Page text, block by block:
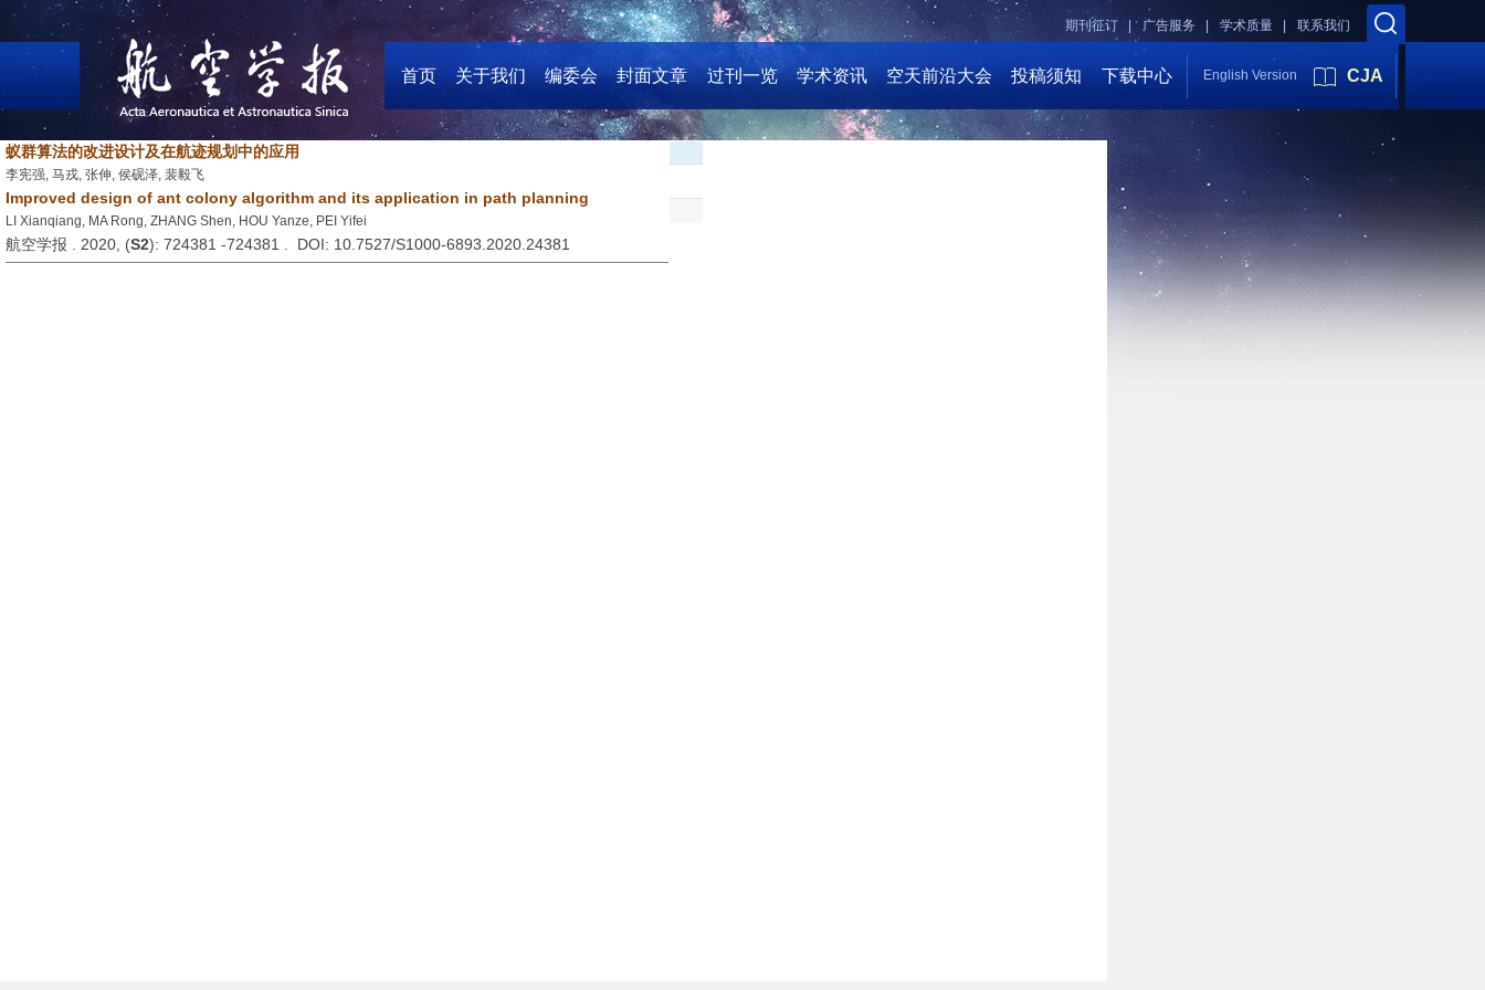
联系我们
学术质量 |
广告服务 |
期刊征订 |
首页 关于我们 编委会 封面文章 过刊一览 学术资讯 空天前沿大会 投稿须知 下载中心 English Version CJA
蚁群算法的改进设计及在航迹规划中的应用
李宪强, 马戎, 张伸, 侯砚泽, 裴毅飞
Improved design of ant colony algorithm and its application in path planning
LI Xianqiang, MA Rong, ZHANG Shen, HOU Yanze, PEI Yifei
航空学报 . 2020, (S2): 724381 -724381 . DOI: 10.7527/S1000-6893.2020.24381